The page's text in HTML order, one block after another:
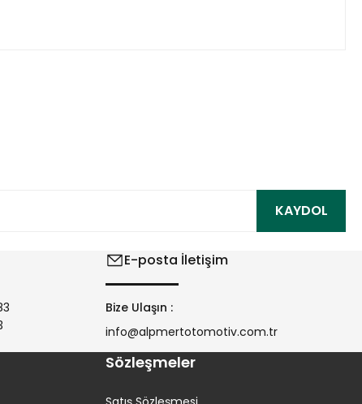
KAYDOL
E-posta İletişim
Bize Ulaşın :
info@alpmertotomotiv.com.tr
Sözleşmeler